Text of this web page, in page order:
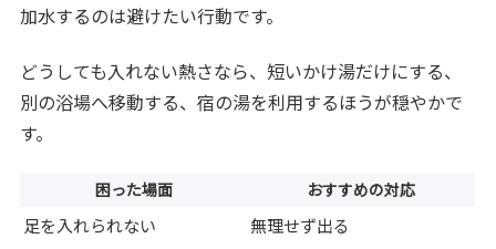
加水するのは避けたい行動です。
どうしても入れない熱さなら、短いかけ湯だけにする、
別の浴場へ移動する、宿の湯を利用するほうが穏やかで
す。
困った場面 おすすめの対応
足を入れられない
無理せず出る